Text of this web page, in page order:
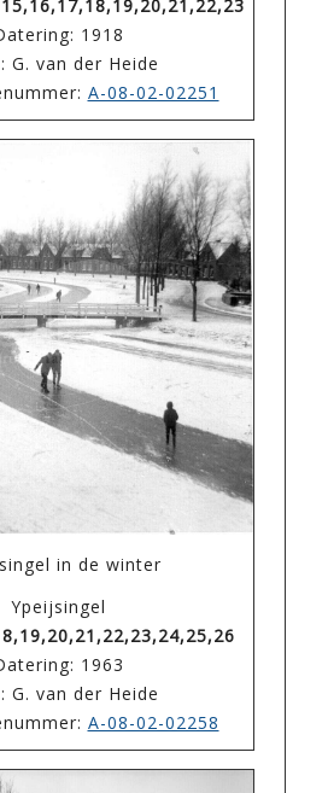
1918
G. van der Heide
A-08-02-02251
in de winter
Ypeijsingel
1963
G. van der Heide
A-08-02-02258